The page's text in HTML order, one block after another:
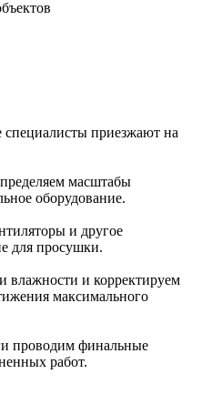
специалисты приезжают на
масштабы
оборудование.
и другое
для просушки.
влажности и корректируем
максимального
проводим финальные
работ.